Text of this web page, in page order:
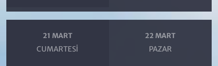
21 MART
CUMARTESI
22 MART
PAZAR